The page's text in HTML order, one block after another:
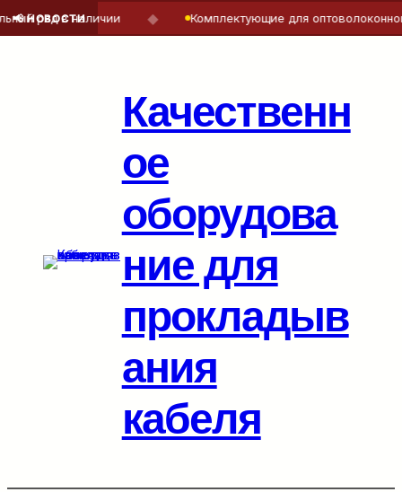
Качественн
ое
оборудова
ние для
прокладыв
ания
кабеля
📢 НОВОСТИ
ряд в наличии Комплектующие для